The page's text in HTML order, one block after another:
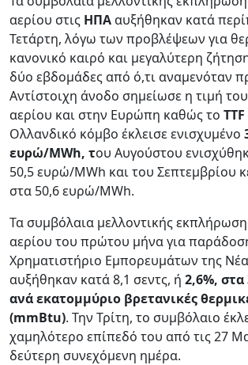
αερίου στις ΗΠΑαυξήθηκαν κατά
Τετάρτη, λόγω των προβλέψεων για
κανονικό καιρό και μεγαλύτερη
δύο εβδομάδες από ό,τι αναμενόταν
Αντίστοιχη άνοδο σημείωσε η τιμή
αερίου και στην Ευρώπη καθώς το
Ολλανδικό κόμβο έκλεισε ενισχυμένο
ευρώ/MWh, του Αυγούστου
50,5 ευρώ/MWh και του Σεπτεμβρίου
στα 50,6 ευρώ/MWh.
Τα συμβόλαια μελλοντικής
αερίου του πρώτου μήνα για
Χρηματιστήριο Εμπορευμάτων της
αυξήθηκαν κατά 8,1 σεντς, ή 2,6%,
ανά εκατομμύριο βρετανικές
(mmBtu). Την Τρίτη, το συμβόλαιο
χαμηλότερο επίπεδό του από τις 27
δεύτερη συνεχόμενη ημέρα.